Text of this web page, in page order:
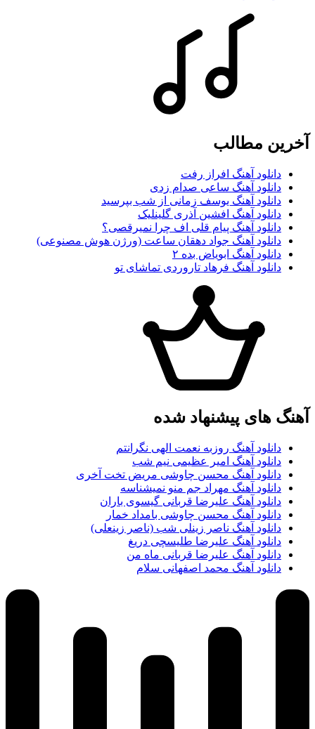
آخرین مطالب
دانلود آهنگ افراز رفت
دانلود آهنگ ساعی صدام زدی
دانلود آهنگ یوسف زمانی از شب بپرسید
دانلود آهنگ افشین آذری گلینلیک
دانلود آهنگ پیام قلی اف چرا نمیرقصی؟
دانلود آهنگ جواد دهقان ساعت (ورژن هوش مصنوعی)
دانلود آهنگ ابویاض بده ۲
دانلود آهنگ فرهاد تاروردی تماشای تو
آهنگ های پیشنهاد شده
دانلود آهنگ روزبه نعمت الهی نگرانتم
دانلود آهنگ امیر عظیمی نیم شب
دانلود آهنگ محسن چاوشی مریض تخت آخری
دانلود آهنگ مهراد جم منو نمیشناسه
دانلود آهنگ علیرضا قربانی گیسوی باران
دانلود آهنگ محسن چاوشی بامداد خمار
دانلود آهنگ ناصر زینلی شب (ناصر زینعلی)
دانلود آهنگ علیرضا طلیسچی دریغ
دانلود آهنگ علیرضا قربانی ماه من
دانلود آهنگ محمد اصفهانی سلام